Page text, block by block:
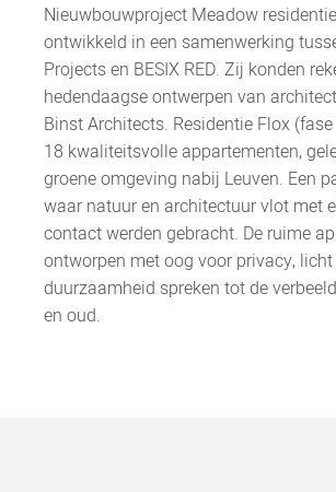
Nieuwbouwproject Meadow
ontwikkeld in een samenwerking
Projects en BESIX RED. Zij konden
hedendaagse ontwerpen van
Binst Architects. Residentie Flox
18 kwaliteitsvolle appartementen,
groene omgeving nabij Leuven. Een
waar natuur en architectuur vlot met
contact werden gebracht. De ruime
ontworpen met oog voor privacy, licht
duurzaamheid spreken tot de
en oud.